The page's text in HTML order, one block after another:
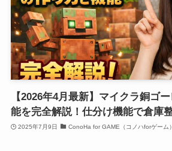
【2026年4月最新】マイクラ銅ゴ
能を完全解説！仕分け機能で倉庫
2025年7月9日 ConoHa for GAME（コノハforゲーム）